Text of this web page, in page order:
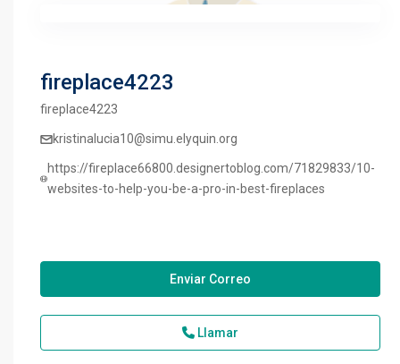
fireplace4223
fireplace4223
kristinalucia10@simu.elyquin.org
https://fireplace66800.designertoblog.com/71829833/10-
websites-to-help-you-be-a-pro-in-best-fireplaces
Enviar Correo
Llamar